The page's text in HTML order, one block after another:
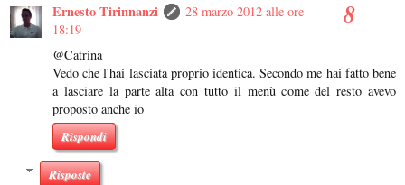
Ernesto Tirinnanzi
28 marzo 2012 alle ore
18:19
@Catrina
Vedo che l'hai lasciata proprio identica. Secondo me hai fatto bene
a lasciare la parte alta con tutto il menù come del resto avevo
proposto anche io
Rispondi
Risposte